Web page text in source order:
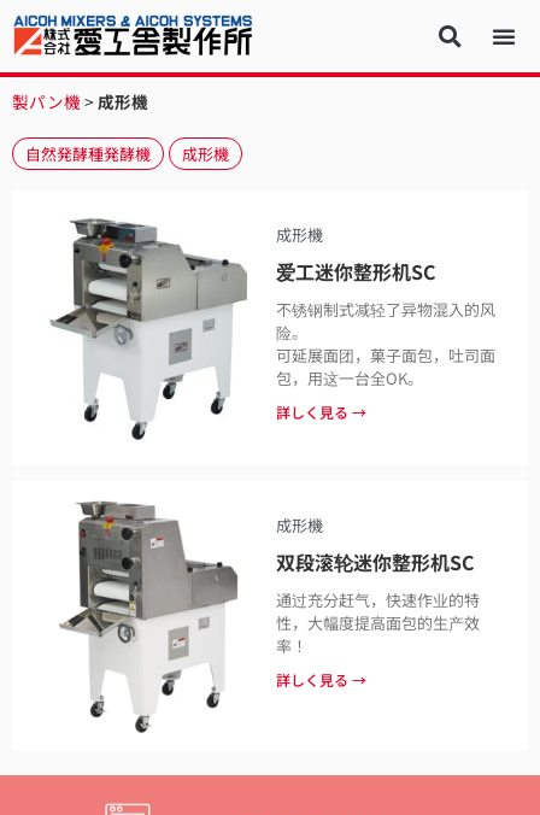
製パン機> 成形機
自然発酵種発酵機 成形機
成形機
爱工迷你整形机SC
不锈钢制式减轻了异物混入的风
险。
可延展面团，菓子面包，吐司面
包，用这一台全OK。
詳しく見る →
成形機
双段滚轮迷你整形机SC
通过充分赶气，快速作业的特
性，大幅度提高面包的生产效
率！
詳しく見る →